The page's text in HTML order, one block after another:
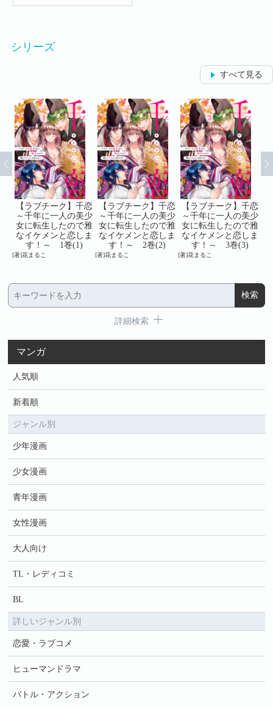
シリーズ
すべて見る
【ラブチーク】千恋
～千年に一人の美少
女に転生したので雅
なイケメンと恋しま
す！～ 1巻(1)
[著]花まるこ
【ラブチーク】千恋
～千年に一人の美少
女に転生したので雅
なイケメンと恋しま
す！～ 2巻(2)
[著]花まるこ
【ラブチーク】千恋
～千年に一人の美少
女に転生したので雅
なイケメンと恋しま
す！～ 3巻(3)
[著]花まるこ
詳細検索
マンガ
人気順
新着順
ジャンル別
少年漫画
少女漫画
青年漫画
女性漫画
大人向け
TL・レディコミ
BL
詳しいジャンル別
恋愛・ラブコメ
ヒューマンドラマ
バトル・アクション